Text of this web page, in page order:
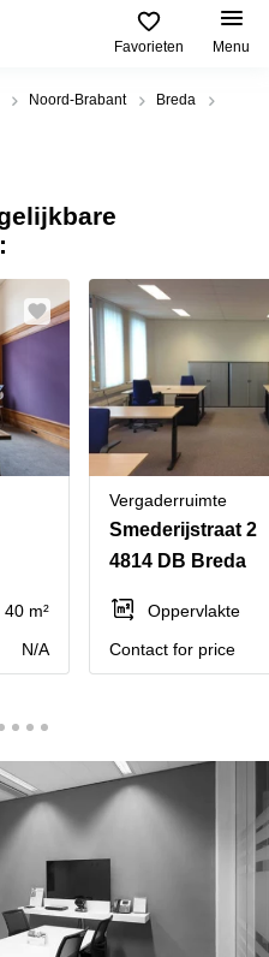
Favorieten Menu
Noord-Brabant
Breda
40 m²
N/A
Vergaderruimte
Smederijstraat 2
4814 DB Breda
Oppervlakte
Contact for price